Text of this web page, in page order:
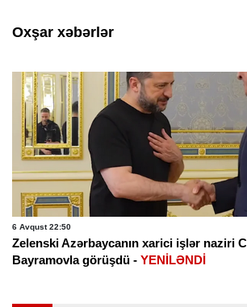
Oxşar xəbərlər
6 Avqust 22:50
Zelenski Azərbaycanın xarici işlər naziri
Bayramovla görüşdü - YENİLƏNDİ